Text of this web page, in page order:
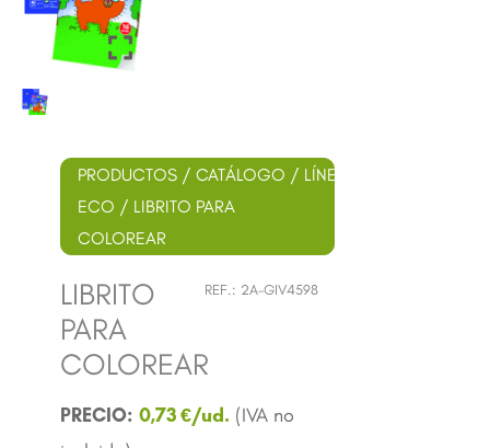
PRODUCTOS / CATÁLOGO / LÍNEA
ECO / LIBRITO PARA
COLOREAR
REF.: 2A-GIV4598
LIBRITO
PARA
COLOREAR
0,73€